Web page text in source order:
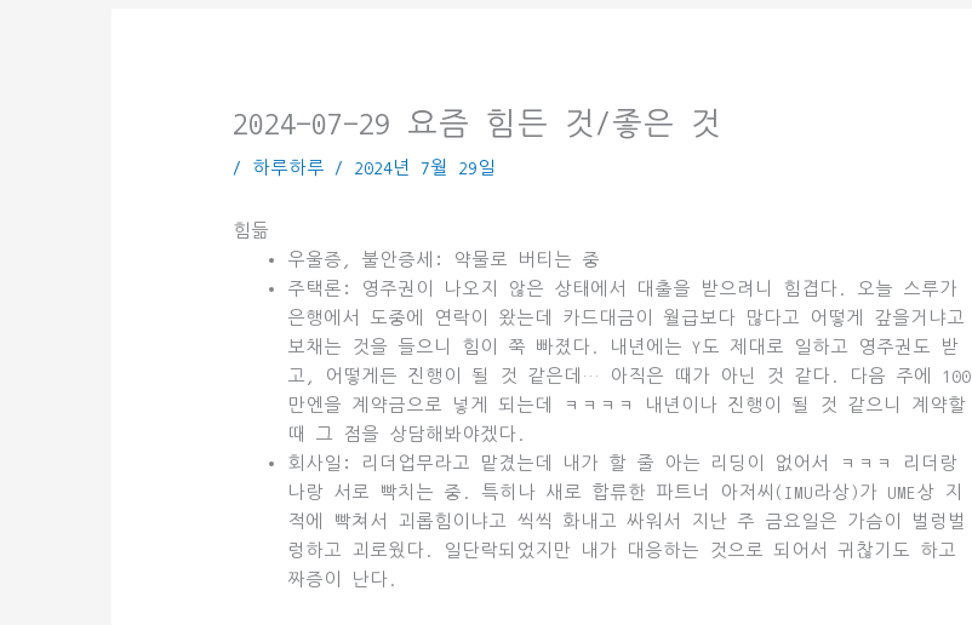
2024-07-29 요즘 힘든 것/좋은 것
/ 하루하루 / 2024년 7월 29일
힘듦
우울증, 불안증세: 약물로 버티는 중
주택론: 영주권이 나오지 않은 상태에서 대출을 받으려니 힘겹다. 오늘 스루가
은행에서 도중에 연락이 왔는데 카드대금이 월급보다 많다고 어떻게 갚을거냐고
보채는 것을 들으니 힘이 쭉 빠졌다. 내년에는 Y도 제대로 일하고 영주권도 받
고, 어떻게든 진행이 될 것 같은데… 아직은 때가 아닌 것 같다. 다음 주에 100
만엔을 계약금으로 넣게 되는데 ㅋㅋㅋㅋ 내년이나 진행이 될 것 같으니 계약할
때 그 점을 상담해봐야겠다.
회사일: 리더업무라고 맡겼는데 내가 할 줄 아는 리딩이 없어서 ㅋㅋㅋ 리더랑
나랑 서로 빡치는 중. 특히나 새로 합류한 파트너 아저씨(IMU라상)가 UME상 지
적에 빡쳐서 괴롭힘이냐고 씩씩 화내고 싸워서 지난 주 금요일은 가슴이 벌렁벌
렁하고 괴로웠다. 일단락되었지만 내가 대응하는 것으로 되어서 귀찮기도 하고
짜증이 난다.